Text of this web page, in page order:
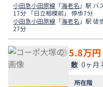
小田急小田原線 「海老名 」駅 バ
17分 「日立相模前」 停歩7分
小田急小田原線 「海老名 」駅 徒
27分
5.8万円
敷 0ヶ月
所在階